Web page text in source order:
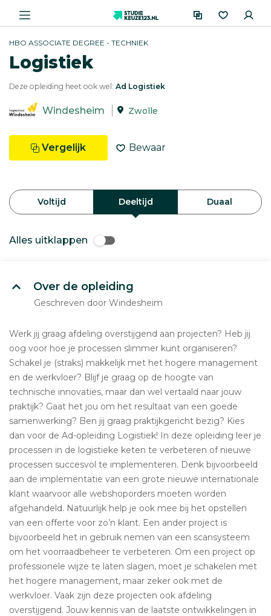
HBO ASSOCIATE DEGREE - TECHNIEK
Logistiek
Deze opleiding heet ook wel: Ad Logistiek
Windesheim Zwolle
Vergelijk Bewaar
Voltijd Deeltijd Duaal
Alles uitklappen
Over de opleiding
Geschreven door Windesheim
Werk jij graag afdeling overstijgend aan projecten? Heb jij
oog voor hoe je processen slimmer kunt organiseren?
Schakel je (straks) makkelijk met het hogere management
en de werkvloer? Blijf je graag op de hoogte van
technische innovaties, maar dan wel vertaald naar jouw
praktijk? Gaat het jou om het resultaat van een goede
samenwerking? Ben jij graag praktijkgericht bezig? Kies
dan voor de Ad-opleiding Logistiek! In deze opleiding leer je
processen in de logistieke keten te verbeteren of nieuwe
processen succesvol te implementeren. Denk bijvoorbeeld
aan de implementatie van een grote nieuwe internationale
klant waarvoor alle webshoporders moeten worden
afgehandeld. Natuurlijk help je ook mee bij het opstellen
van een offerte voor zo’n klant. Een ander project is
bijvoorbeeld het in gebruik nemen van een scansysteem
om het voorraadbeheer te verbeteren. Om een project op
professionele wijze te laten slagen, moet je schakelen met
het hogere management, maar zeker ook met de
werkvloer. Vaak zijn deze projecten ook afdeling
overstijgend. Jouw kennis van de laatste ontwikkelingen in